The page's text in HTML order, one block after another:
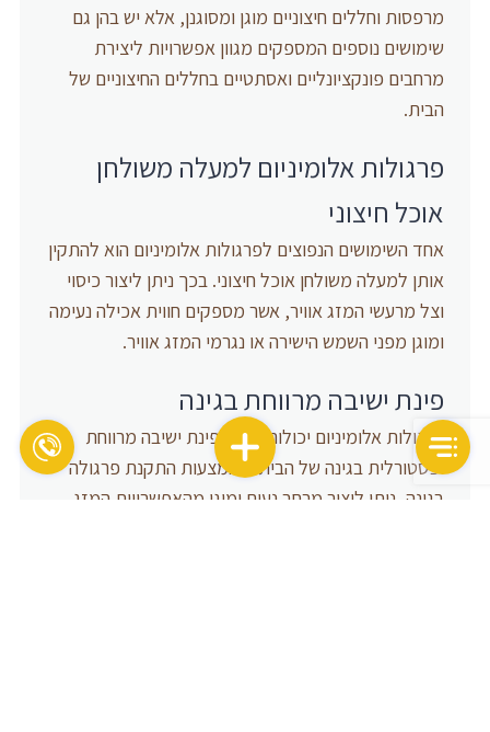
מרפסות וחללים חיצוניים מוגן ומסוגנן, אלא יש בהן גם
שימושים נוספים המספקים מגוון אפשרויות ליצירת
מרחבים פונקציונליים ואסתטיים בחללים החיצוניים של
הבית.
פרגולות אלומיניום למעלה משולחן
אוכל חיצוני
אחד השימושים הנפוצים לפרגולות אלומיניום הוא להתקין
אותן למעלה משולחן אוכל חיצוני. בכך ניתן ליצור כיסוי
וצל מרעשי המזג אוויר, אשר מספקים חווית אכילה נעימה
ומוגן מפני השמש הישירה או נגרמי המזג אוויר.
פינת ישיבה מרווחת בגינה
פרגולות אלומיניום יכולות ליצור פינת ישיבה מרווחת
ופסטורלית בגינה של הבית. באמצעות התקנת פרגולה
בגינה, ניתן ליצור מרחב נעים ומוגן מהאפשרויות המזג